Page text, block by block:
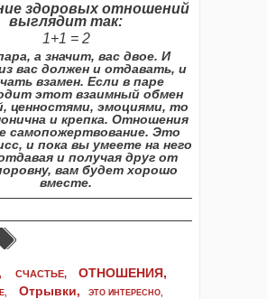
здоровых отношений
выглядит так:
1+1 = 2
а значит, вас двое. И
вас должен и отдавать, и
взамен. Если в паре
этот взаимный обмен
ценностями, эмоциями, то
и крепка. Отношения
самопожертвование. Это
и пока вы умеете на него
и получая друг от
вам будет хорошо
вместе.
СЧАСТЬЕ, ОТНОШЕНИЯ,
, Отрывки, ЭТО ИНТЕРЕСНО,